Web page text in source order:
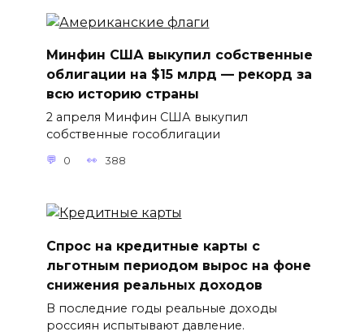
Минфин США выкупил собственные
облигации на $15 млрд — рекорд за
всю историю страны
2 апреля Минфин США выкупил
собственные гособлигации
0 388
Спрос на кредитные карты с
льготным периодом вырос на фоне
снижения реальных доходов
В последние годы реальные доходы
россиян испытывают давление.